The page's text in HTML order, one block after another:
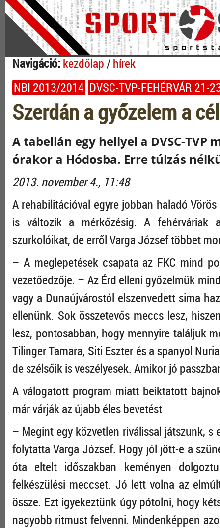
Navigáció: kezdőlap/hírek
NBI 2013/2014 DVSC-TVP-FEHÉRVÁR 21-
Szerdán a győzelem a
A tabellán egy hellyel a DVSC-
órakor a Hódosba. Erre túlzás
2013. november 4., 11:48
A rehabilitációval egyre jobban haladó
is változik a mérkőzésig. A fehérváriak
szurkolóikat, de erről Varga József többet
– A meglepetések csapata az FKC mind
vezetőedzője. – Az Érd elleni győzelmük
vagy a Dunaújvárostól elszenvedett sima
ellenünk. Sok összetevős meccs lesz,
lesz, pontosabban, hogy mennyire találjuk
Tilinger Tamara, Siti Eszter és a spanyol
de szélsőik is veszélyesek. Amikor jó
A válogatott program miatt beiktatott
már várják az újabb éles bevetést
– Megint egy közvetlen riválissal játszunk,
folytatta Varga József. Hogy jól jött-e a
óta eltelt időszakban keményen
felkészülési meccset. Jó lett volna az
össze. Ezt igyekeztünk úgy pótolni, hogy
nagyobb ritmust felvenni. Mindenképpen